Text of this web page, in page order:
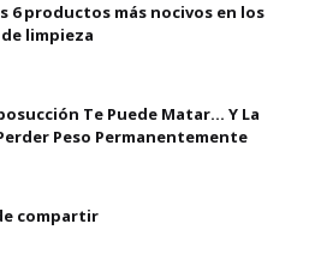
6 productos más nocivos en los
limpieza
Te Puede Matar… Y La
Peso Permanentemente
compartir